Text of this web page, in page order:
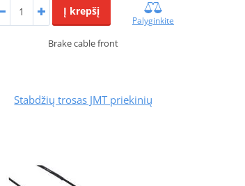
Į krepšį
Palyginkite
Brake cable front
Stabdžių trosas JMT priekinių